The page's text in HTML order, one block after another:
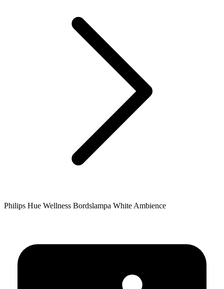
Philips Hue Wellness Bordslampa White Ambience